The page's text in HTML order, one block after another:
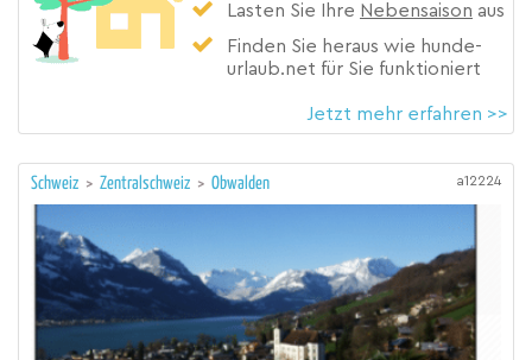
Lasten Sie Ihre Nebensaison aus
Finden Sie heraus wie hunde-
urlaub.net für Sie funktioniert
Jetzt mehr erfahren >>
Schweiz > Zentralschweiz > Obwalden a12224